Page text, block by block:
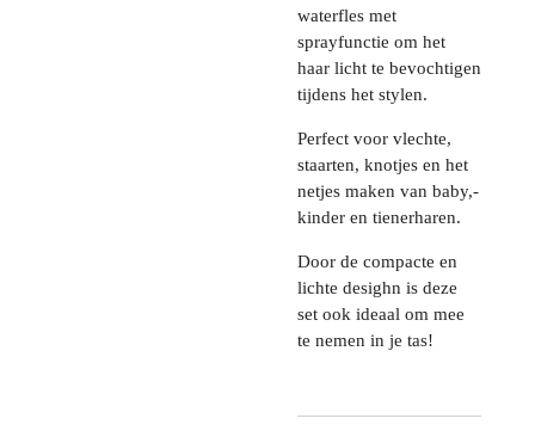
waterfles met
sprayfunctie om het
haar licht te bevochtigen
tijdens het stylen.
Perfect voor vlechte,
staarten, knotjes en het
netjes maken van baby,-
kinder en tienerharen.
Door de compacte en
lichte desighn is deze
set ook ideaal om mee
te nemen in je tas!